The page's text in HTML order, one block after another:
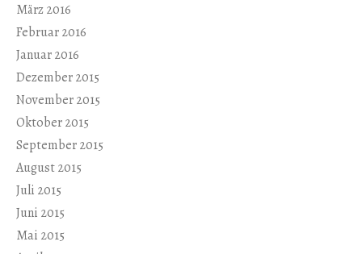
März 2016
Februar 2016
Januar 2016
Dezember 2015
November 2015
Oktober 2015
September 2015
August 2015
Juli 2015
Juni 2015
Mai 2015